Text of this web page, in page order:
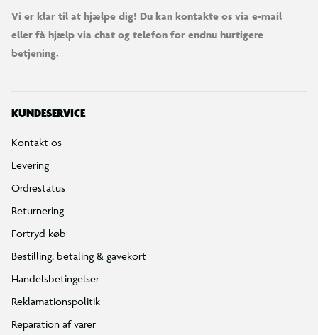
Vi er klar til at hjælpe dig! Du kan kontakte os via e-mail
eller få hjælp via chat og telefon for endnu hurtigere
betjening.
KUNDESERVICE
Kontakt os
Levering
Ordrestatus
Returnering
Fortryd køb
Bestilling, betaling & gavekort
Handelsbetingelser
Reklamationspolitik
Reparation af varer